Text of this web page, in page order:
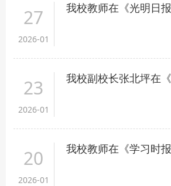
27
2026-01
我校教师在《光明日报》刊发文章《为
23
2026-01
我校副校长张北坪在《中国社科报》头版刊发文章《新时代
20
2026-01
我校教师在《学习时报》刊发文章《如何以